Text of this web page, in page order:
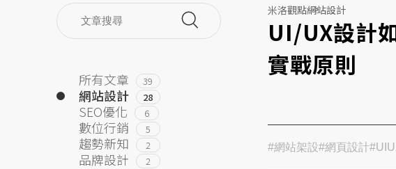
所有文章 39
網站設計 28
SEO優化 6
數位行銷 5
趨勢新知 2
品牌設計 2
米洛觀點網站設計
UI/UX設計
實戰原則
#網站架設#網頁設計